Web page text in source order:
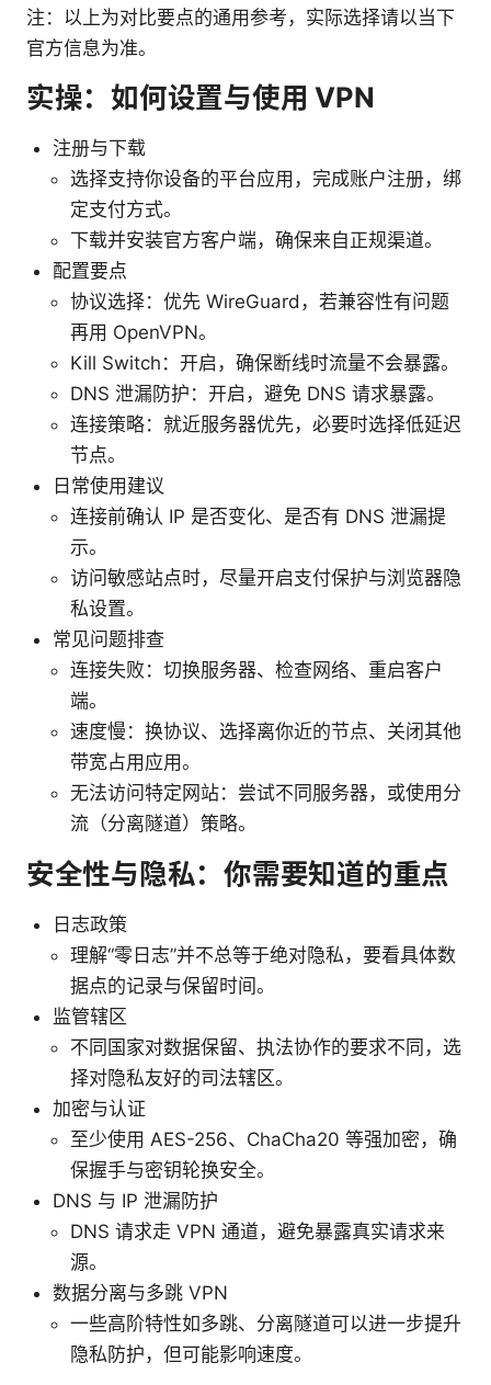
注：以上为对比要点的通用参考，实际选择请以当下
官方信息为准。
实操：如何设置与使用 VPN
注册与下载
选择支持你设备的平台应用，完成账户注册，绑
定支付方式。
下载并安装官方客户端，确保来自正规渠道。
配置要点
协议选择：优先 WireGuard，若兼容性有问题
再用 OpenVPN。
Kill Switch：开启，确保断线时流量不会暴露。
DNS 泄漏防护：开启，避免 DNS 请求暴露。
连接策略：就近服务器优先，必要时选择低延迟
节点。
日常使用建议
连接前确认 IP 是否变化、是否有 DNS 泄漏提
示。
访问敏感站点时，尽量开启支付保护与浏览器隐
私设置。
常见问题排查
连接失败：切换服务器、检查网络、重启客户
端。
速度慢：换协议、选择离你近的节点、关闭其他
带宽占用应用。
无法访问特定网站：尝试不同服务器，或使用分
流（分离隧道）策略。
安全性与隐私：你需要知道的重点
日志政策
理解“零日志”并不总等于绝对隐私，要看具体数
据点的记录与保留时间。
监管辖区
不同国家对数据保留、执法协作的要求不同，选
择对隐私友好的司法辖区。
加密与认证
至少使用 AES-256、ChaCha20 等强加密，确
保握手与密钥轮换安全。
DNS 与 IP 泄漏防护
DNS 请求走 VPN 通道，避免暴露真实请求来
源。
数据分离与多跳 VPN
一些高阶特性如多跳、分离隧道可以进一步提升
隐私防护，但可能影响速度。